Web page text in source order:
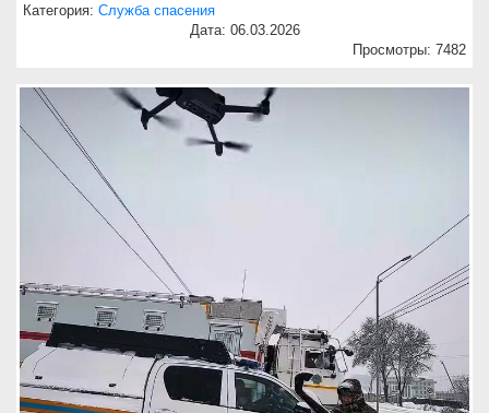
Категория: Служба спасения
Дата: 06.03.2026
Просмотры: 7482